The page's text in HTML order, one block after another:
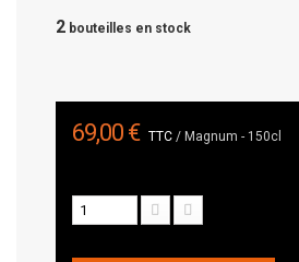
2 bouteilles en stock
69,00 € TTC/ Magnum - 150cl